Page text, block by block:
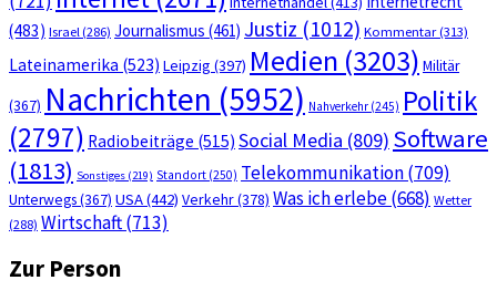
(483) Israel (286) Journalismus (461) Justiz (1012) Kommentar(313)
Lateinamerika (523) Leipzig (397) Medien (3203) Militär
(367) Nachrichten (5952) Nahverkehr (245) Politik
(2797) Radiobeiträge (515) Social Media (809) Software
(1813) Sonstiges (219) Standort (250) Telekommunikation(709)
Unterwegs(367) USA(442) Verkehr(378) Was ich erlebe(668) Wetter
(288) Wirtschaft(713)
Zur Person